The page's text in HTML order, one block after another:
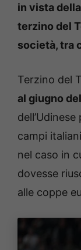
in vista
terzino del
società, tra
Terzino del
al giugno
campi
nel caso in
dovesse
alle coppe